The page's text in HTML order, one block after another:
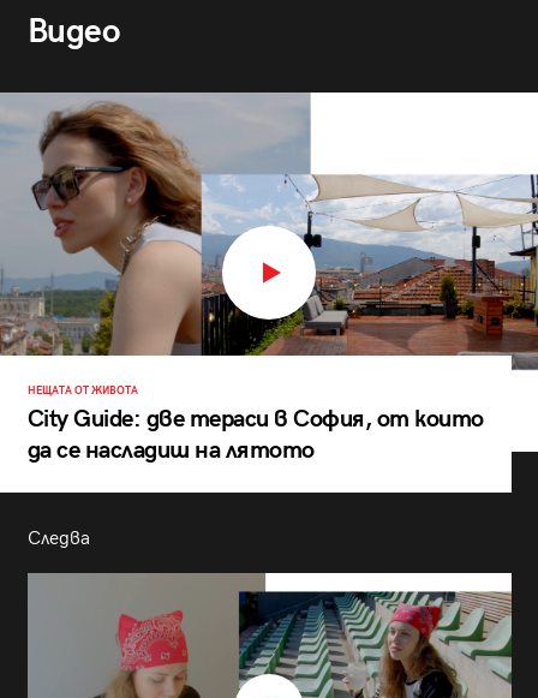
Видео
НЕЩАТА ОТ ЖИВОТА
City Guide: две тераси в София, от които
да се насладиш на лятото
Следва